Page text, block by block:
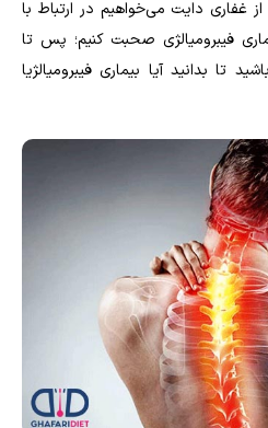
غفاری دایت می‌خواهیم در ارتباط با
فیبرومیالژی صحبت کنیم؛ پس تا
تا بدانید آیا بیماری فیبرومیالژیا